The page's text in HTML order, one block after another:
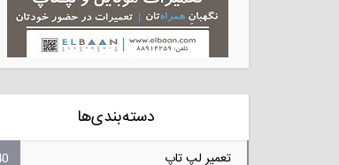
دسته‌بندی‌ها
تعمیر لپ تاپ